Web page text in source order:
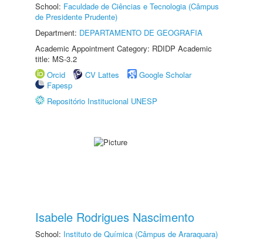
School: Faculdade de Ciências e Tecnologia (Câmpus
de Presidente Prudente)
Department: DEPARTAMENTO DE GEOGRAFIA
Academic Appointment Category: RDIDP Academic
title: MS-3.2
Orcid
CV Lattes
Google Scholar
Fapesp
Repositório Institucional UNESP
Isabele Rodrigues Nascimento
School: Instituto de Química (Câmpus de Araraquara)